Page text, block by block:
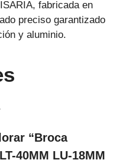
fabricada en
preciso garantizado
y aluminio.
“Broca
40MM LU-18MM